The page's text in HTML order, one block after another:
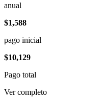
anual
$1,588
pago inicial
$10,129
Pago total
Ver completo